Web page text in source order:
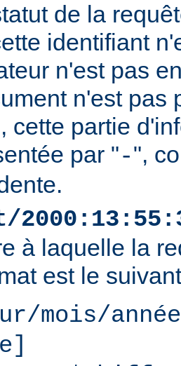
de la
identifiant
n'est pas
n'est pas
cette partie
par "-",
à laquelle la
est le
mois/